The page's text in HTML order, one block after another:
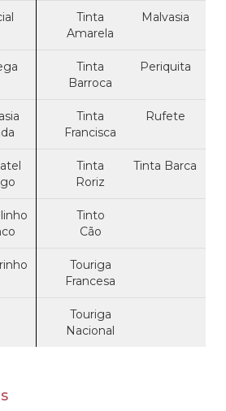
Tinta
Amarela
Malvasia
Tinta
Barroca
Periquita
Tinta
Francisca
Rufete
Tinta
Roriz
Tinta Barca
Tinto
Cão
Touriga
Francesa
Touriga
Nacional